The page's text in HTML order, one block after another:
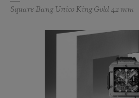
Square Bang Unico King Gold 42 mm